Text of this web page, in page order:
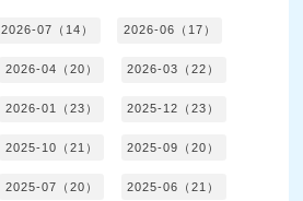
2026-07（14） 2026-06（17）
2026-04（20） 2026-03（22）
2026-01（23） 2025-12（23）
2025-10（21） 2025-09（20）
2025-07（20） 2025-06（21）